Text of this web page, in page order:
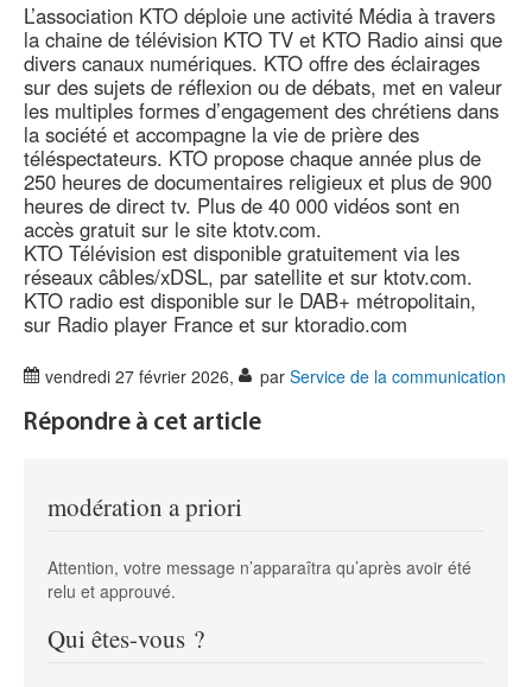
L’association KTO déploie une activité Média à travers
la chaine de télévision KTO TV et KTO Radio ainsi que
divers canaux numériques. KTO offre des éclairages
sur des sujets de réflexion ou de débats, met en valeur
les multiples formes d’engagement des chrétiens dans
la société et accompagne la vie de prière des
téléspectateurs. KTO propose chaque année plus de
250 heures de documentaires religieux et plus de 900
heures de direct tv. Plus de 40 000 vidéos sont en
accès gratuit sur le site ktotv.com.
KTO Télévision est disponible gratuitement via les
réseaux câbles/xDSL, par satellite et sur ktotv.com.
KTO radio est disponible sur le DAB+ métropolitain,
sur Radio player France et sur ktoradio.com
vendredi 27 février 2026, par Service de la communication
Répondre à cet article
modération a priori
Attention, votre message n’apparaîtra qu’après avoir été
relu et approuvé.
Qui êtes-vous ?